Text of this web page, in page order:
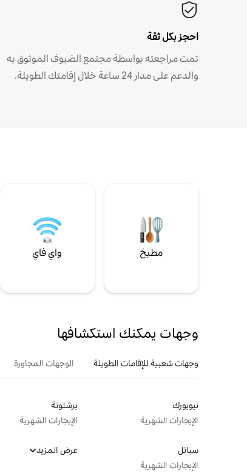
احجز بكل ثقة
تمت مراجعته بواسطة مجتمع الضيوف الموثوق به
والدعم على مدار 24 ساعة خلال إقامتك الطويلة.
مطبخ واي فاي
وجهات يمكنك استكشافها
وجهات شعبية للإقامات الطويلة الوجهات المجاورة
نيويورك
الإيجارات الشهرية
برشلونة
الإيجارات الشهرية
سياتل
الإيجارات الشهرية
عرض المزيد